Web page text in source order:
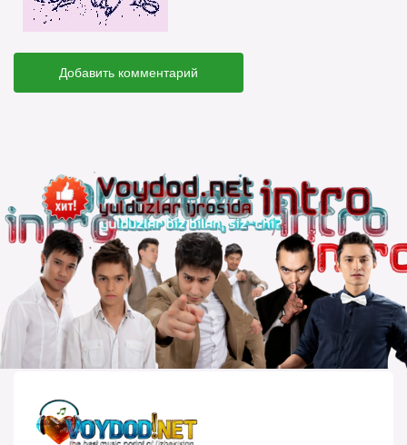
Добавить комментарий